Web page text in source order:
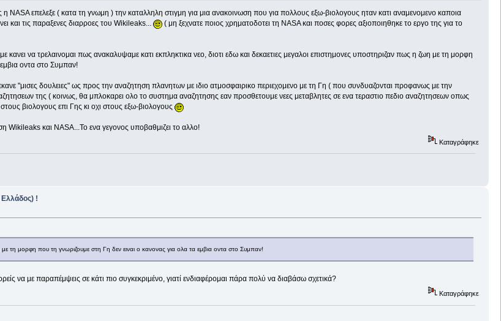
NASA επελεξε ( κατα τη γνωμη ) την καταλληλη στιγμη για μια ανακοινωση που για πολλους εξω-βιολογους ηταν κατι αναμενομενο καποια
και τις παραξενες διαρροες του Wikileaks...
( μη ξεχνατε ποιος χρηματοδοτει τη NASA και ποσες φορες αξιοποιηθηκε το εργο της για το
κανει να τρελαινομαι πως ανακαλυψαμε κατι εκπληκτικα νεο, διοτι εδω και δεκαετιες μεγαλοι επιστημονες υποστηριζαν πως η ζωη με τη μορφη
οντα στο Συμπαν!
"μισες δουλειες" ως προς την αναζητηση πλανητων με ιδιο ατμοσφαιρικο περιεχομενο με τη Γη ( που συνδυαζονται προφανως με την
της ( κοινως, θα μπλοκαρει ολο το συστημα αναζητησης εαν προσθετουμε νεες μεταβλητες σε ενα τεραστιο πεδιο αναζητησεων οπως
βιολογους επι Γης κι οχι στους εξω-βιολογους
Wikileaks και NASA...Το ενα γεγονος υποβαθμιζει το αλλο!
Καταγράφηκε
!
με τη μορφη που τη γνωριζουμε στη Γη δεν ειναι ο κανονας για ολα τα εμβια οντα στο Συμπαν!
να με παραπέμψεις σε κάτι πιο συγκεκριμένο, γιατί ενδιαφέρομαι πάρα πολύ να διαβάσω σχετικά?
Καταγράφηκε